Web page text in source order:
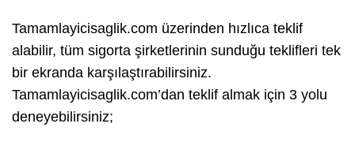
Tamamlayicisaglik.com üzerinden hızlıca teklif
alabilir, tüm sigorta şirketlerinin sunduğu teklifleri tek
bir ekranda karşılaştırabilirsiniz.
Tamamlayicisaglik.com’dan teklif almak için 3 yolu
deneyebilirsiniz;